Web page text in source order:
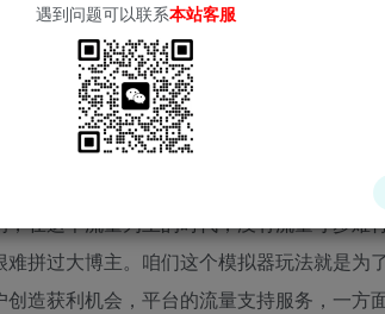
在这个流量为王的时代，没有流量寸步难
拼过大博主。咱们这个模拟器玩法就是为
造获利机会，平台的流量支持服务，一方
遇到问题可以联系本站客服